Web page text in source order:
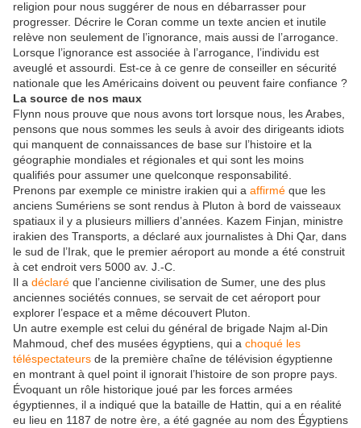
religion pour nous suggérer de nous en débarrasser pour
progresser. Décrire le Coran comme un texte ancien et inutile
relève non seulement de l’ignorance, mais aussi de l’arrogance.
Lorsque l’ignorance est associée à l’arrogance, l’individu est
aveuglé et assourdi. Est-ce à ce genre de conseiller en sécurité
nationale que les Américains doivent ou peuvent faire confiance ?
La source de nos maux
Flynn nous prouve que nous avons tort lorsque nous, les Arabes,
pensons que nous sommes les seuls à avoir des dirigeants idiots
qui manquent de connaissances de base sur l’histoire et la
géographie mondiales et régionales et qui sont les moins
qualifiés pour assumer une quelconque responsabilité.
Prenons par exemple ce ministre irakien qui a affirmé que les
anciens Sumériens se sont rendus à Pluton à bord de vaisseaux
spatiaux il y a plusieurs milliers d’années. Kazem Finjan, ministre
irakien des Transports, a déclaré aux journalistes à Dhi Qar, dans
le sud de l’Irak, que le premier aéroport au monde a été construit
à cet endroit vers 5000 av. J.-C.
Il a déclaré que l’ancienne civilisation de Sumer, une des plus
anciennes sociétés connues, se servait de cet aéroport pour
explorer l’espace et a même découvert Pluton.
Un autre exemple est celui du général de brigade Najm al-Din
Mahmoud, chef des musées égyptiens, qui a choqué les
téléspectateurs de la première chaîne de télévision égyptienne
en montrant à quel point il ignorait l’histoire de son propre pays.
Évoquant un rôle historique joué par les forces armées
égyptiennes, il a indiqué que la bataille de Hattin, qui a en réalité
eu lieu en 1187 de notre ère, a été gagnée au nom des Égyptiens